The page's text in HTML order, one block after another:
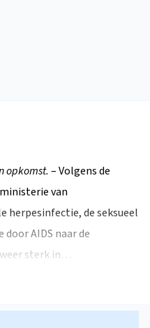
opkomst. – Volgens de
van
herpesinfectie, de seksueel
AIDS naar de
sterk in…